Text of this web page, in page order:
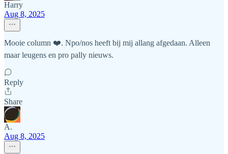
Harry
Aug 8, 2025
Mooie column ❤️. Npo/nos heeft bij mij allang afgedaan. Alleen
maar leugens en pro pally nieuws.
Reply
Share
A.
Aug 8, 2025